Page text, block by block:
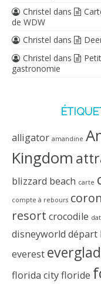
Christel dans
de WDW
Christel dans
Christel dans
gastronomie
alligator amandine
Kingdom
blizzard beach carte
compte à rebours
resort crocodile
disneyworld départ
everest
florida cityfloride